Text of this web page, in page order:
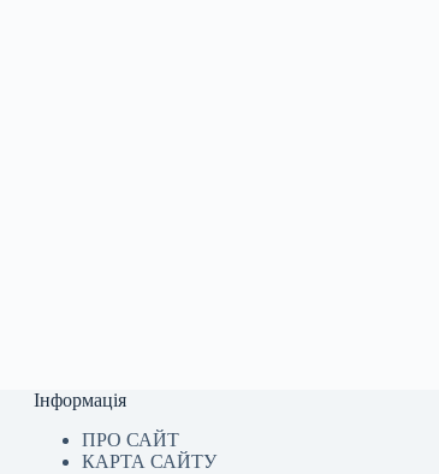
Інформація
ПРО САЙТ
КАРТА САЙТУ